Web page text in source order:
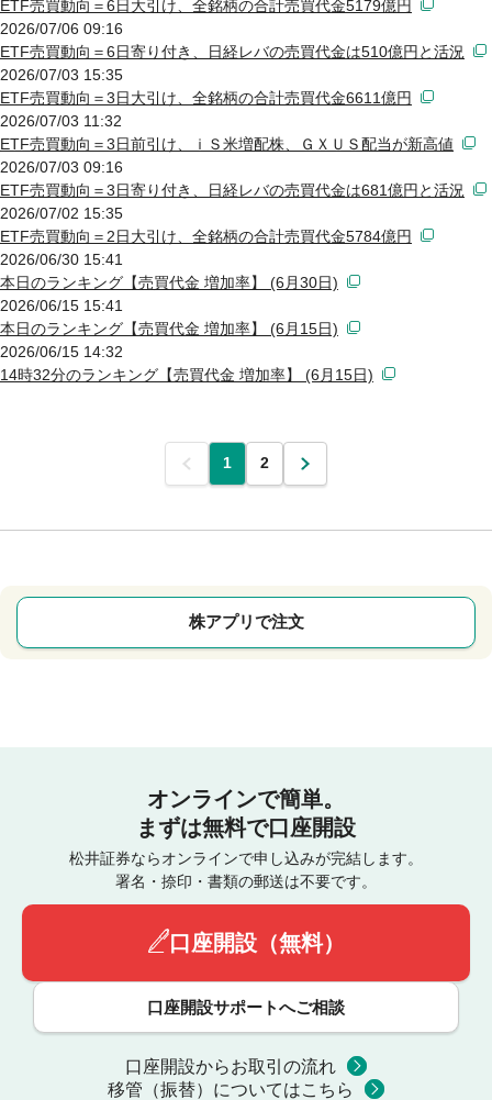
ETF売買動向＝6日大引け、全銘柄の合計売買代金5179億円
2026/07/06 09:16
ETF売買動向＝6日寄り付き、日経レバの売買代金は510億円と活況
2026/07/03 15:35
ETF売買動向＝3日大引け、全銘柄の合計売買代金6611億円
2026/07/03 11:32
ETF売買動向＝3日前引け、ｉＳ米増配株、ＧＸＵＳ配当が新高値
2026/07/03 09:16
ETF売買動向＝3日寄り付き、日経レバの売買代金は681億円と活況
2026/07/02 15:35
ETF売買動向＝2日大引け、全銘柄の合計売買代金5784億円
2026/06/30 15:41
本日のランキング【売買代金 増加率】 (6月30日)
2026/06/15 15:41
本日のランキング【売買代金 増加率】 (6月15日)
2026/06/15 14:32
14時32分のランキング【売買代金 増加率】 (6月15日)
前 1 2 次
株アプリで注文
オンラインで簡単。
まずは無料で口座開設
松井証券ならオンラインで申し込みが完結します。
署名・捺印・書類の郵送は不要です。
口座開設（無料）
口座開設サポートへご相談
口座開設からお取引の流れ
移管（振替）についてはこちら